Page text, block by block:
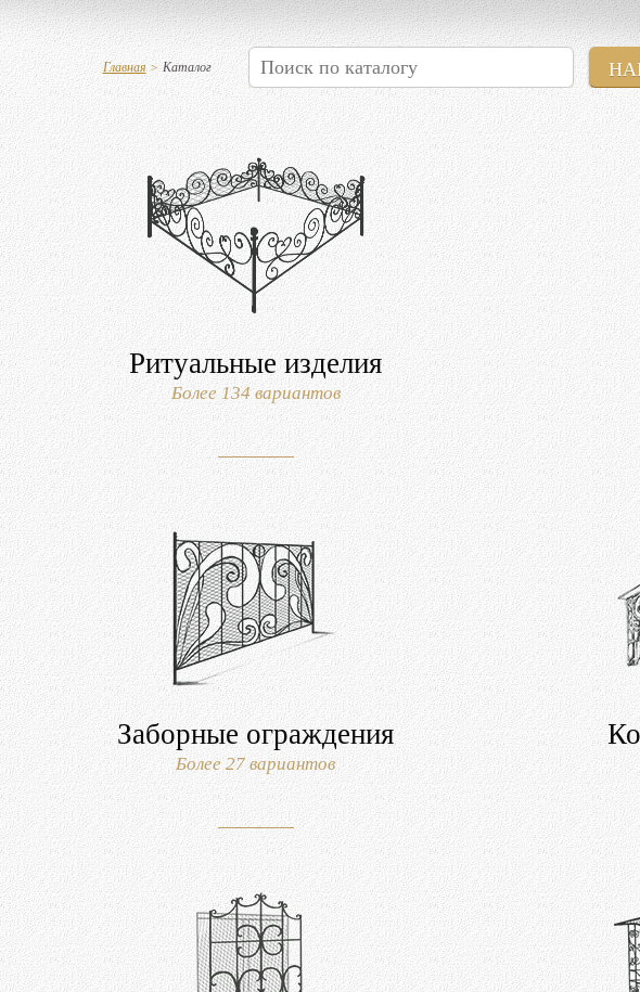
Главная> Каталог
Ритуальные изделия
Более 134 вариантов
Заборные ограждения
Более 27 вариантов